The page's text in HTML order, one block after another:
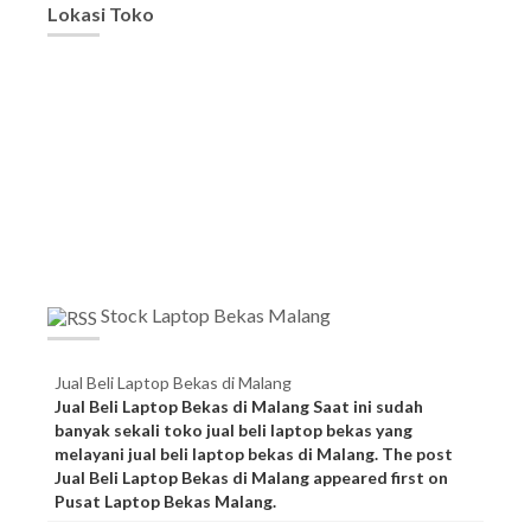
Lokasi Toko
Stock Laptop Bekas Malang
Jual Beli Laptop Bekas di Malang
Jual Beli Laptop Bekas di Malang Saat ini sudah
banyak sekali toko jual beli laptop bekas yang
melayani jual beli laptop bekas di Malang. The post
Jual Beli Laptop Bekas di Malang appeared first on
Pusat Laptop Bekas Malang.